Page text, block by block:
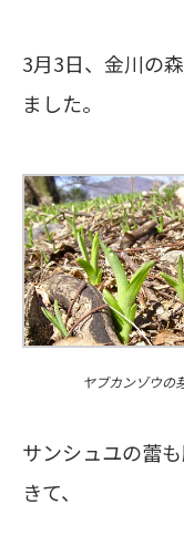
3月3日、金川の
ました。
ヤブカンゾウの
サンシュユの蕾
きて、